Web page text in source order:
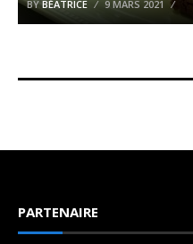
BYBÉATRICE 9 MARS 2021
PARTENAIRE